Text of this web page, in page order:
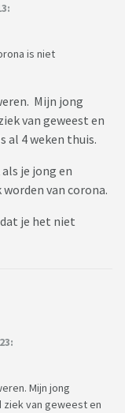
is niet
Mijn jong
van geweest en
al 4 weken thuis.
je jong en
van corona.
je het niet
Mijn jong
van geweest en